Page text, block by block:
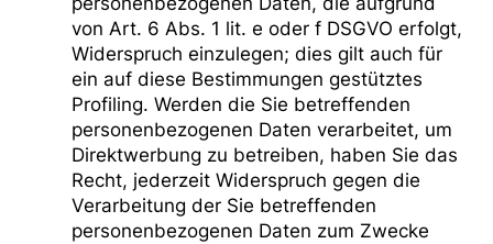
von Art. 6 Abs. 1 lit. e oder f DSGVO erfolgt,
Widerspruch einzulegen; dies gilt auch für
ein auf diese Bestimmungen gestütztes
Profiling. Werden die Sie betreffenden
personenbezogenen Daten verarbeitet, um
Direktwerbung zu betreiben, haben Sie das
Recht, jederzeit Widerspruch gegen die
Verarbeitung der Sie betreffenden
personenbezogenen Daten zum Zwecke